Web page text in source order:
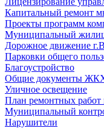
Капитальный ремонт
Проекты программ
Муниципальный
Дорожное движение
Парковки общего
Благоустройство
Общие документы
Уличное освещение
План ремонтных работ
Муниципальный
Нарушители